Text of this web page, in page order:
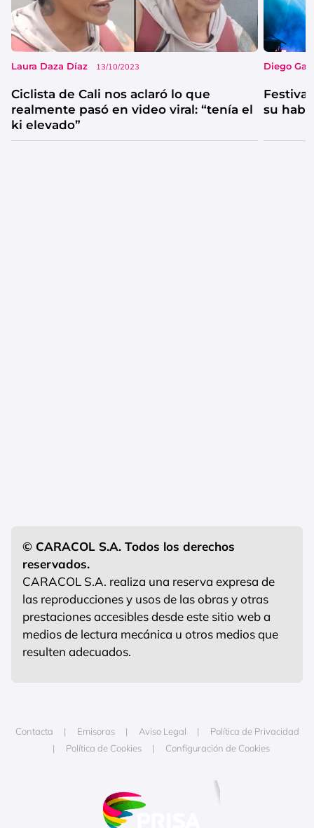
Laura Daza Díaz 13/10/2023
Ciclista de Cali nos aclaró lo que
realmente pasó en video viral: “tenía el
ki elevado”
Diego
su
© CARACOL S.A. Todos los derechos
reservados.
CARACOL S.A. realiza una reserva expresa de
las reproducciones y usos de las obras y otras
prestaciones accesibles desde este sitio web a
medios de lectura mecánica u otros medios que
resulten adecuados.
Contacta Emisoras Aviso Legal
Política de Privacidad
Política de Cookies
Configuración de Cookies